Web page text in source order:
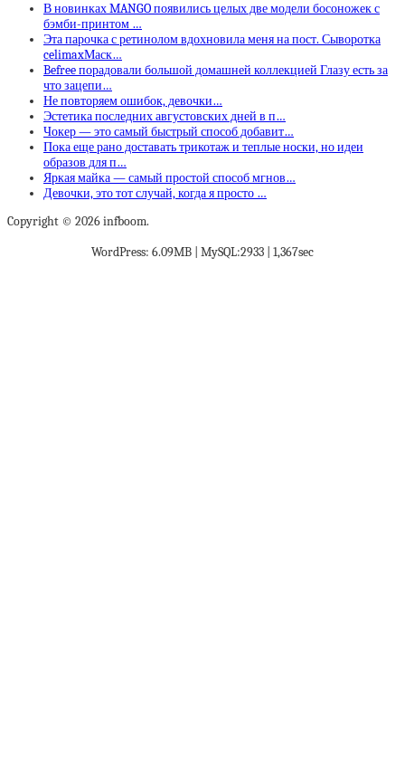
В новинках MANGO появились целых две модели босоножек с
бэмби-принтом …
Эта парочка с ретинолом вдохновила меня на пост. Сыворотка
celimaxМаск…
Befree порадовали большой домашней коллекцией Глазу есть за
что зацепи…
Не повторяем ошибок, девочки…
Эстетика последних августовских дней в п…
Чокер — это самый быстрый способ добавит…
Пока еще рано доставать трикотаж и теплые носки, но идеи
образов для п…
Яркая майка — самый простой способ мгнов…
Девочки, это тот случай, когда я просто …
Copyright © 2026 infboom.
WordPress: 6.09MB | MySQL:2933 | 1,367sec